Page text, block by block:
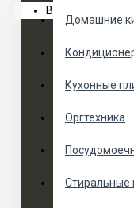
Домашние
Кухонные
Оргтехника
Ваша корзина